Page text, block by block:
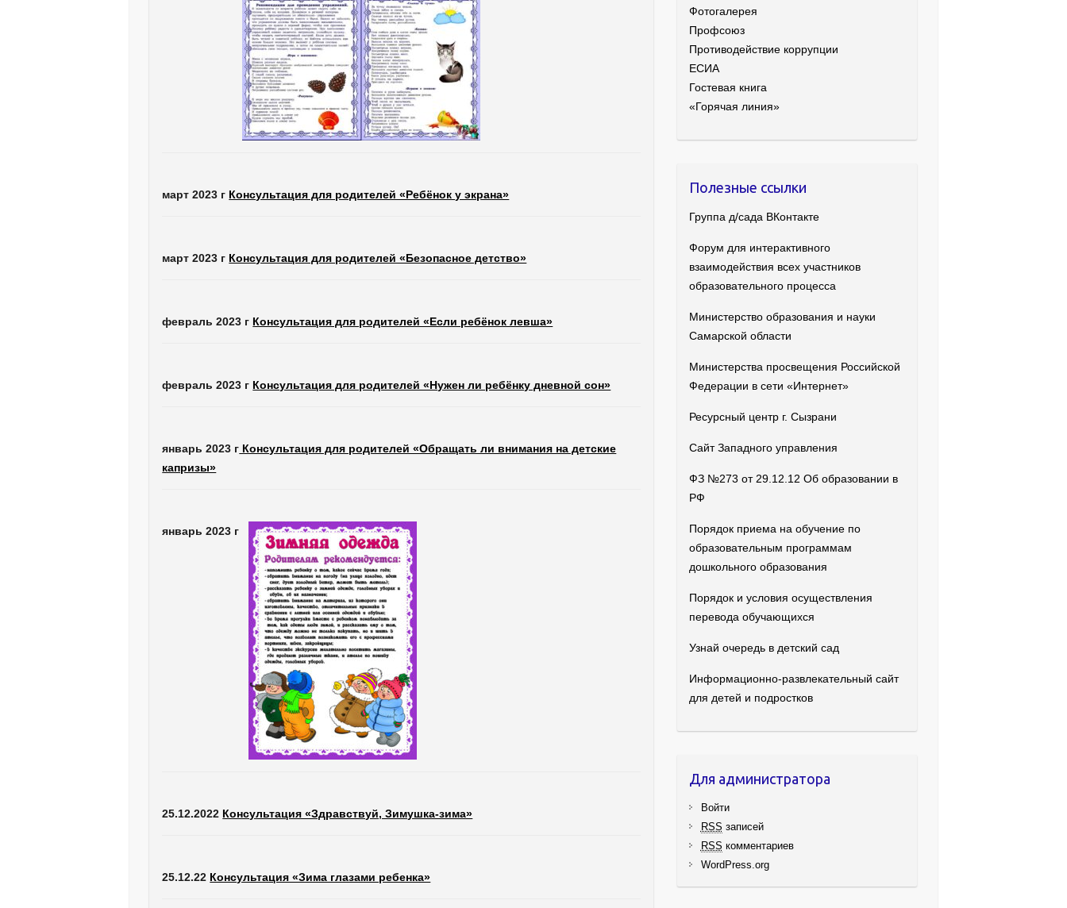
март 2023 г Консультация для родителей «Ребёнок у экрана»
март 2023 г Консультация для родителей «Безопасное детство»
февраль 2023 г Консультация для родителей «Если ребёнок левша»
февраль 2023 г Консультация для родителей «Нужен ли ребёнку дневной сон»
январь 2023 г Консультация для родителей «Обращать ли внимания на детские
капризы»
январь 2023 г
25.12.2022 Консультация «Здравствуй, Зимушка-зима»
25.12.22 Консультация «Зима глазами ребенка»
Фотогалерея
Профсоюз
Противодействие коррупции
ЕСИА
Гостевая книга
«Горячая линия»
Полезные ссылки
Группа д/сада ВКонтакте
Форум для интерактивного
взаимодействия всех участников
образовательного процесса
Министерство образования и науки
Самарской области
Министерства просвещения Российской
Федерации в сети «Интернет»
Ресурсный центр г. Сызрани
Сайт Западного управления
ФЗ №273 от 29.12.12 Об образовании в
РФ
Порядок приема на обучение по
образовательным программам
дошкольного образования
Порядок и условия осуществления
перевода обучающихся
Узнай очередь в детский сад
Информационно-развлекательный сайт
для детей и подростков
Для администратора
Войти
RSS записей
RSS комментариев
WordPress.org